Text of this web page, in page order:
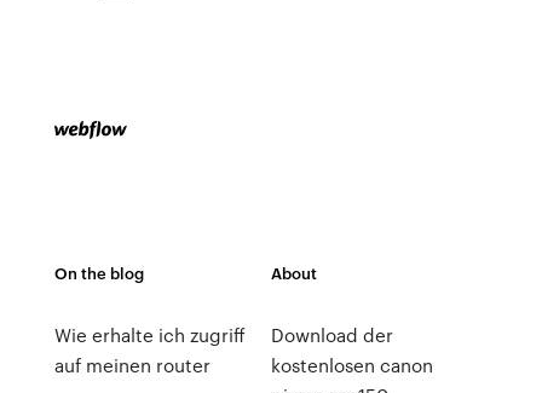
On the blog
Wie erhalte ich zugriff
auf meinen router
About
Download der
kostenlosen canon